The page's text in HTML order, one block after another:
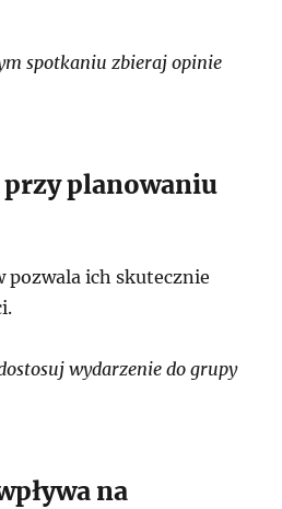
spotkaniu zbieraj opinie
przy planowaniu
pozwala ich skutecznie
wydarzenie do grupy
na